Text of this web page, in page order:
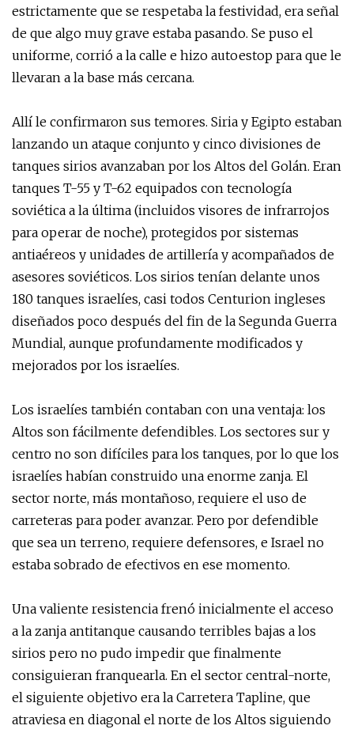
estrictamente que se respetaba la festividad, era señal
de que algo muy grave estaba pasando. Se puso el
uniforme, corrió a la calle e hizo autoestop para que le
llevaran a la base más cercana.
Allí le confirmaron sus temores. Siria y Egipto estaban
lanzando un ataque conjunto y cinco divisiones de
tanques sirios avanzaban por los Altos del Golán. Eran
tanques T-55 y T-62 equipados con tecnología
soviética a la última (incluidos visores de infrarrojos
para operar de noche), protegidos por sistemas
antiaéreos y unidades de artillería y acompañados de
asesores soviéticos. Los sirios tenían delante unos
180 tanques israelíes, casi todos Centurion ingleses
diseñados poco después del fin de la Segunda Guerra
Mundial, aunque profundamente modificados y
mejorados por los israelíes.
Los israelíes también contaban con una ventaja: los
Altos son fácilmente defendibles. Los sectores sur y
centro no son difíciles para los tanques, por lo que los
israelíes habían construido una enorme zanja. El
sector norte, más montañoso, requiere el uso de
carreteras para poder avanzar. Pero por defendible
que sea un terreno, requiere defensores, e Israel no
estaba sobrado de efectivos en ese momento.
Una valiente resistencia frenó inicialmente el acceso
a la zanja antitanque causando terribles bajas a los
sirios pero no pudo impedir que finalmente
consiguieran franquearla. En el sector central-norte,
el siguiente objetivo era la Carretera Tapline, que
atraviesa en diagonal el norte de los Altos siguiendo